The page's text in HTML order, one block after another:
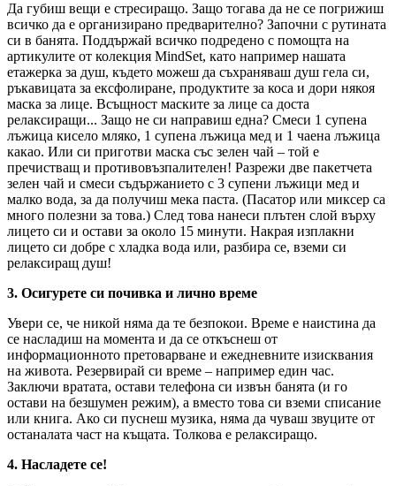
Да губиш вещи е стресиращо. Защо тогава да не се погрижиш
всичко да е организирано предварително? Започни с рутината
си в банята. Поддържай всичко подредено с помощта на
артикулите от колекция MindSet, като например нашата
етажерка за душ, където можеш да съхраняваш душ гела си,
ръкавицата за ексфолиране, продуктите за коса и дори някоя
маска за лице. Всъщност маските за лице са доста
релаксиращи... Защо не си направиш една? Смеси 1 супена
лъжица кисело мляко, 1 супена лъжица мед и 1 чаена лъжица
какао. Или си приготви маска със зелен чай – той е
пречистващ и противовъзпалителен! Разрежи две пакетчета
зелен чай и смеси съдържанието с 3 супени лъжици мед и
малко вода, за да получиш мека паста. (Пасатор или миксер са
много полезни за това.) След това нанеси плътен слой върху
лицето си и остави за около 15 минути. Накрая изплакни
лицето си добре с хладка вода или, разбира се, вземи си
релаксиращ душ!
3. Осигурете си почивка и лично време
Увери се, че никой няма да те безпокои. Време е наистина да
се насладиш на момента и да се откъснеш от
информационното претоварване и ежедневните изисквания
на живота. Резервирай си време – например един час.
Заключи вратата, остави телефона си извън банята (и го
остави на безшумен режим), а вместо това си вземи списание
или книга. Ако си пуснеш музика, няма да чуваш звуците от
останалата част на къщата. Толкова е релаксиращо.
4. Насладете се!